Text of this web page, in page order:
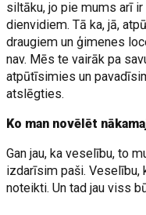
siltāku, jo pie mums arī
dienvidiem. Tā ka, jā,
draugiem un ģimenes
nav. Mēs te vairāk pa
atpūtīsimies un
atslēgties.
Ko man novēlēt
Gan jau, ka veselību, to
izdarīsim paši. Veselību,
noteikti. Un tad jau viss